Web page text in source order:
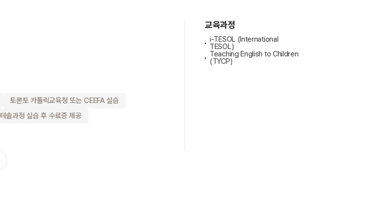
토론토 카톨릭교육청 또는 CEEFA 실습
테솔과정 실습 후 수료증 제공
교육과정
i-TESOL (International
TESOL)
Teaching English to Children
(TYCP)